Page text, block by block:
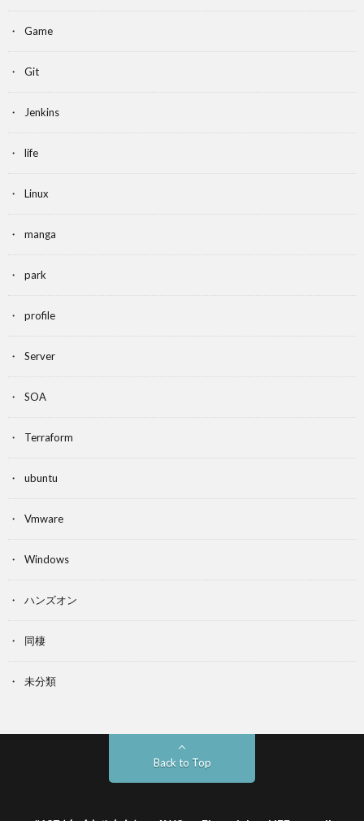
Game
Git
Jenkins
life
Linux
manga
park
profile
Server
SOA
Terraform
ubuntu
Vmware
Windows
ハンズオン
同棲
未分類
Back to Top